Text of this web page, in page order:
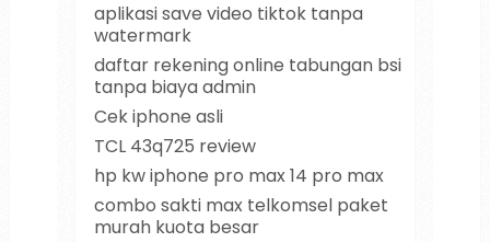
aplikasi save video tiktok tanpa
watermark
daftar rekening online tabungan bsi
tanpa biaya admin
Cek iphone asli
TCL 43q725 review
hp kw iphone pro max 14 pro max
combo sakti max telkomsel paket
murah kuota besar